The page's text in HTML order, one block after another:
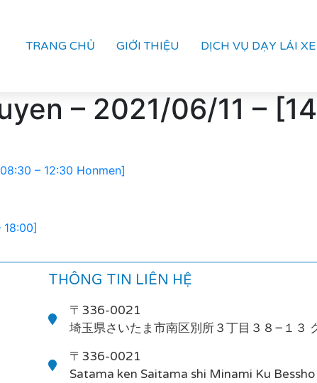
TRANG CHỦ GIỚI THIỆU DỊCH VỤ DẠY LÁI XE
– 2021/06/11 –
– 12:30 Honmen]
THÔNG TIN LIÊN HỆ
〒336-0021
埼玉県さいたま市南区別所３丁目３８−１３
〒336-0021
Satama ken Saitama shi Minami Ku